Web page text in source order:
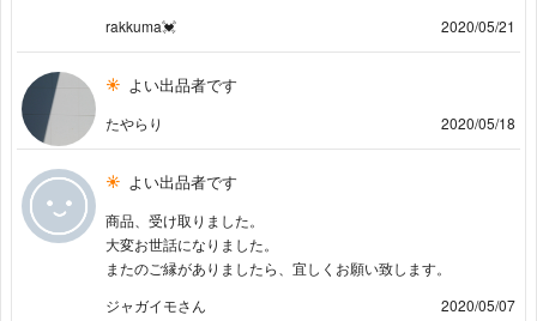
rakkuma💓
2020/05/21
よい出品者です
たやらり 2020/05/18
よい出品者です
商品、受け取りました。
大変お世話になりました。
またのご縁がありましたら、宜しくお願い致します。
ジャガイモさん
2020/05/07